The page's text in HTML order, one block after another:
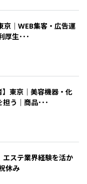
京｜WEB集客・広告運
厚生･･･
】東京｜美容機器・化
う｜商品･･･
エステ業界経験を活か
休み